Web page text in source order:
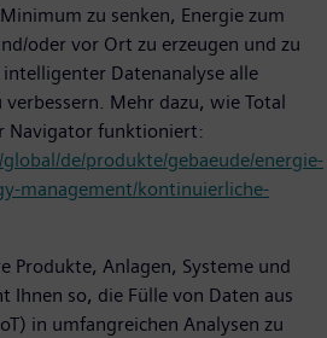
zu senken, Energie zum
oder vor Ort zu erzeugen und zu
Datenanalyse alle
Mehr dazu, wie Total
Navigator funktioniert:
de/produkte/gebaeude/energie-
management/kontinuierliche-
Produkte, Anlagen, Systeme und
Ihnen so, die Fülle von Daten aus
in umfangreichen Analysen zu